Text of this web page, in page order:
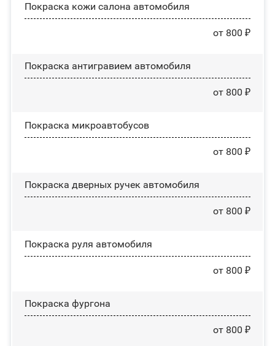
Покраска кожи салона автомобиля
от 800 ₽
Покраска антигравием автомобиля
от 800 ₽
Покраска микроавтобусов
от 800 ₽
Покраска дверных ручек автомобиля
от 800 ₽
Покраска руля автомобиля
от 800 ₽
Покраска фургона
от 800 ₽